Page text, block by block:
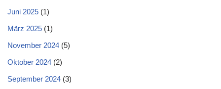
Juni 2025 (1)
März 2025 (1)
November 2024 (5)
Oktober 2024 (2)
September 2024 (3)